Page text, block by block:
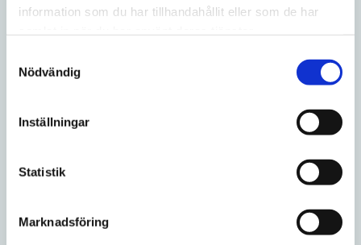
information som du har tillhandahållit eller som de har
Nödvändig
Inställningar
Statistik
Marknadsföring
Lägg till i favoriter
10-pack
Lägg
299